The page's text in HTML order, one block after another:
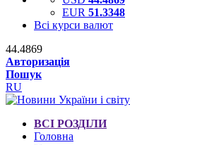
EUR 51.3348
Всі курси валют
44.4869
Авторизація
Пошук
RU
ВСІ РОЗДІЛИ
Головна